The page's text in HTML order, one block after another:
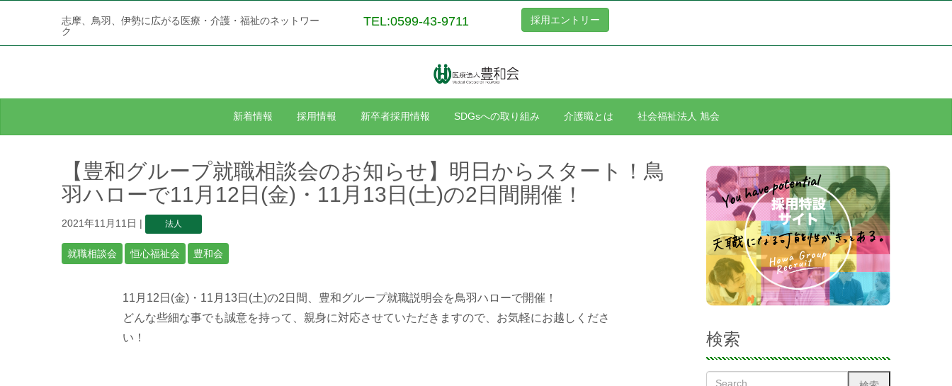
志摩、鳥羽、伊勢に広がる医療・介護・福祉のネットワー
ク
TEL:0599-43-9711 採用エントリー
新着情報 採用情報 新卒者採用情報 SDGsへの取り組み 介護職とは 社会福祉法人 旭会
【豊和グループ就職相談会のお知らせ】明日からスタート！鳥
羽ハローで11月12日(金)・11月13日(土)の2日間開催！
2021年11月11日 法人
就職相談会 恒心福祉会 豊和会
11月12日(金)・11月13日(土)の2日間、豊和グループ就職説明会を鳥羽ハローで開催！
どんな些細な事でも誠意を持って、親身に対応させていただきますので、お気軽にお越しくださ
い！
検索